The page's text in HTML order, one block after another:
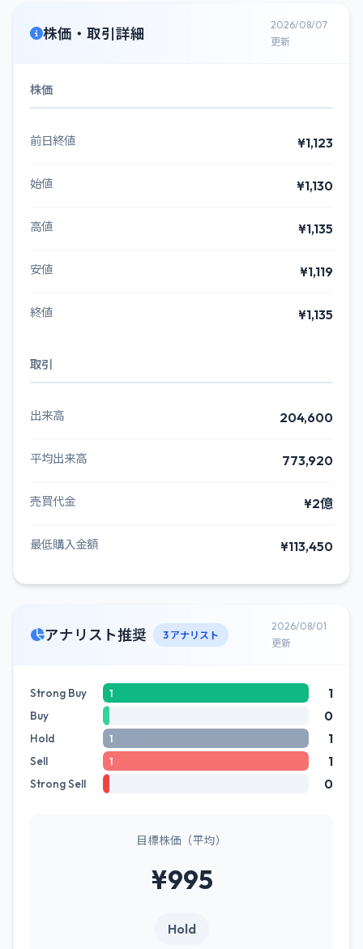
株価・取引詳細
2026/08/07
更新
株価
前日終値 ¥1,123
始値 ¥1,130
高値 ¥1,135
安値 ¥1,119
終値 ¥1,135
取引
出来高 204,600
平均出来高 773,920
売買代金 ¥2億
最低購入金額 ¥113,450
アナリスト推奨 3 アナリスト
2026/08/01
更新
Strong Buy 1 1
Buy 0
Hold 1 1
Sell 1 1
Strong Sell 0
目標株価（平均）
¥995
Hold